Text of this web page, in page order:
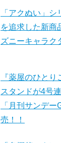
「アクぬい」
を追求した新商
ズニーキャラク
『薬屋のひと
スタンドが4号
「月刊サンデ
売！！